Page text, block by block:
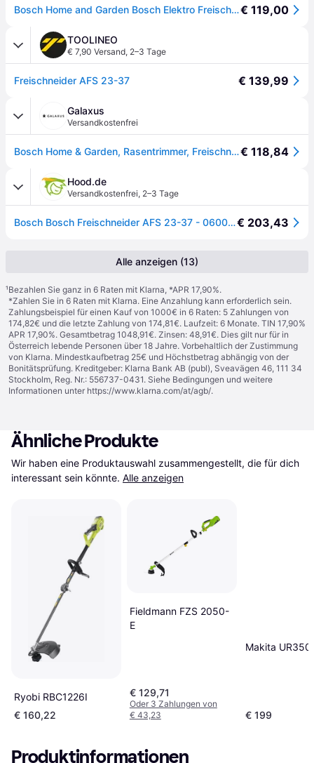
Bosch Home and Garden Bosch Elektro Freischenider Motorsense AFS 23-37 (950 W, SchnittkreisØ: 23 cm (Messer), 37 cm (Faden), FadenØ: 3,5 mm, im Karton), schwarz, grün, 06008A9000€ 119,00
TOOLINEO
€ 7,90 Versand, 2–3 Tage
Freischneider AFS 23-37 € 139,99
Galaxus
Versandkostenfrei
Bosch Home & Garden, Rasentrimmer, Freischneider AFS 23-37 (Metallschneideblatt, Trimmfaden)€ 118,84
Hood.de
Versandkostenfrei, 2–3 Tage
Bosch Bosch Freischneider AFS 23-37 - 06008A9000€ 203,43
Alle anzeigen (13)
¹Bezahlen Sie ganz in 6 Raten mit Klarna, *APR 17,90%.
*Zahlen Sie in 6 Raten mit Klarna. Eine Anzahlung kann erforderlich sein.
Zahlungsbeispiel für einen Kauf von 1000€ in 6 Raten: 5 Zahlungen von
174,82€ und die letzte Zahlung von 174,81€. Laufzeit: 6 Monate. TIN 17,90%
APR 17,90%. Gesamtbetrag 1048,91€. Zinsen: 48,91€. Dies gilt nur für in
Österreich lebende Personen über 18 Jahre. Vorbehaltlich der Zustimmung
von Klarna. Mindestkaufbetrag 25€ und Höchstbetrag abhängig von der
Bonitätsprüfung. Kreditgeber: Klarna Bank AB (publ), Sveavägen 46, 111 34
Stockholm, Reg. Nr.: 556737-0431. Siehe Bedingungen und weitere
Informationen unter https://www.klarna.com/at/agb/.
Ähnliche Produkte
Wir haben eine Produktauswahl zusammengestellt, die für dich
interessant sein könnte. Alle anzeigen
Ryobi RBC1226I
€ 160,22
Fieldmann FZS 2050-
E
€ 129,71
Oder 3 Zahlungen von
€ 43,23
Makita
€ 199
Produktinformationen